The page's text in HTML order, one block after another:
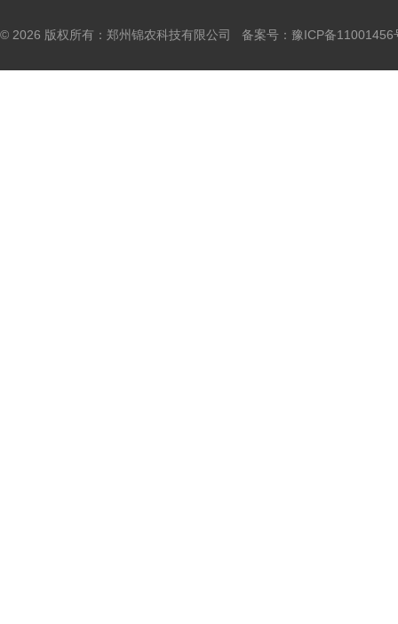
© 2026 版权所有：郑州锦农科技有限公司 备案号： 豫ICP备11001456